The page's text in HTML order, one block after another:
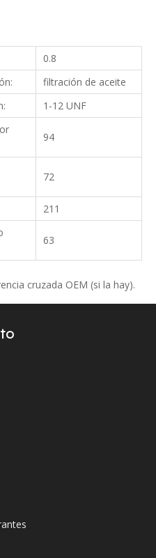
0.8
filtración de aceite
1-12 UNF
94
72
211
63
cruzada OEM (si la hay).